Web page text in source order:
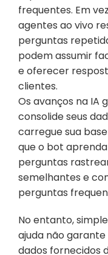
frequentes. Em
agentes ao vivo
perguntas
podem assumir
e oferecer
clientes.
Os avanços na IA
consolide seus
carregue sua
que o bot
perguntas
semelhantes e
perguntas
No entanto,
ajuda não
dados fornecidos